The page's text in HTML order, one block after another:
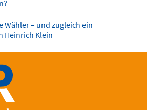
Wähler – und zugleich ein
Heinrich Klein